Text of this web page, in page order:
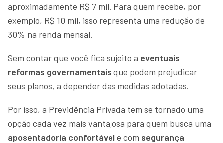
aproximadamente R$ 7 mil. Para quem recebe, por
exemplo, R$ 10 mil, isso representa uma redução de
30% na renda mensal.
Sem contar que você fica sujeito a eventuais
reformas governamentais que podem prejudicar
seus planos, a depender das medidas adotadas.
Por isso, a Previdência Privada tem se tornado uma
opção cada vez mais vantajosa para quem busca uma
aposentadoria confortável e com segurança